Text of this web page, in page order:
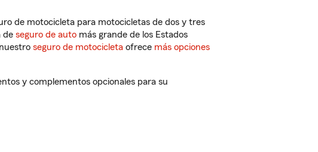
de motocicleta para motocicletas de dos y tres
de seguro de auto más grande de los Estados
seguro de motocicleta ofrece más opciones
y complementos opcionales para su